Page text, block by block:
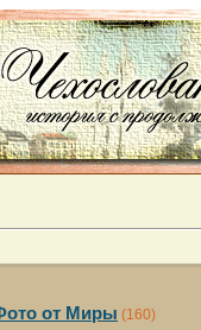
от Миры (160)